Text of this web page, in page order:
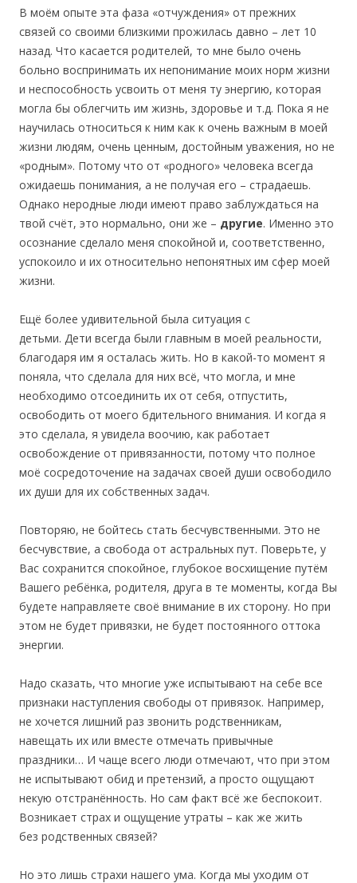
В моём опыте эта фаза «отчуждения» от прежних
связей со своими близкими прожилась давно – лет 10
назад. Что касается родителей, то мне было очень
больно воспринимать их непонимание моих норм жизни
и неспособность усвоить от меня ту энергию, которая
могла бы облегчить им жизнь, здоровье и т.д. Пока я не
научилась относиться к ним как к очень важным в моей
жизни людям, очень ценным, достойным уважения, но не
«родным». Потому что от «родного» человека всегда
ожидаешь понимания, а не получая его – страдаешь.
Однако неродные люди имеют право заблуждаться на
твой счёт, это нормально, они же – другие. Именно это
осознание сделало меня спокойной и, соответственно,
успокоило и их относительно непонятных им сфер моей
жизни.
Ещё более удивительной была ситуация с
детьми. Дети всегда были главным в моей реальности,
благодаря им я осталась жить. Но в какой-то момент я
поняла, что сделала для них всё, что могла, и мне
необходимо отсоединить их от себя, отпустить,
освободить от моего бдительного внимания. И когда я
это сделала, я увидела воочию, как работает
освобождение от привязанности, потому что полное
моё сосредоточение на задачах своей души освободило
их души для их собственных задач.
Повторяю, не бойтесь стать бесчувственными. Это не
бесчувствие, а свобода от астральных пут. Поверьте, у
Вас сохранится спокойное, глубокое восхищение путём
Вашего ребёнка, родителя, друга в те моменты, когда Вы
будете направляете своё внимание в их сторону. Но при
этом не будет привязки, не будет постоянного оттока
энергии.
Надо сказать, что многие уже испытывают на себе все
признаки наступления свободы от привязок. Например,
не хочется лишний раз звонить родственникам,
навещать их или вместе отмечать привычные
праздники… И чаще всего люди отмечают, что при этом
не испытывают обид и претензий, а просто ощущают
некую отстранённость. Но сам факт всё же беспокоит.
Возникает страх и ощущение утраты – как же жить
без родственных связей?
Но это лишь страхи нашего ума. Когда мы уходим от